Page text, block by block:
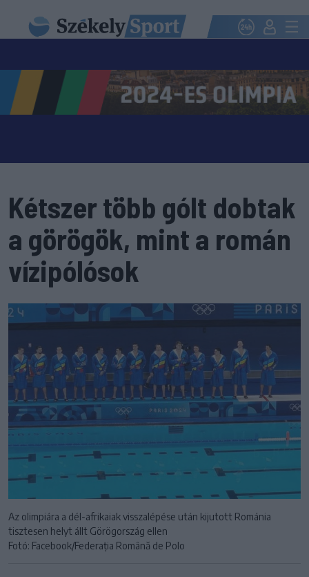
Kétszer több gólt dobtak
a görögök, mint a román
vízipólósok
Az olimpiára a dél-afrikaiak visszalépése után kijutott Románia
tisztesen helyt állt Görögország ellen
Fotó: Facebook/Federația Română de Polo